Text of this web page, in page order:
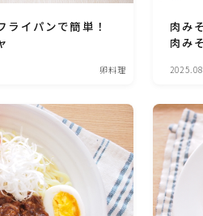
根菜料理（にんじん・ごぼう・かぶ・
もやし・豆苗・たけのこ・せり・ふき
山菜料理
洋菓子 (焼き菓子)
ライパンで簡単！
卵料理
肉み
肉み